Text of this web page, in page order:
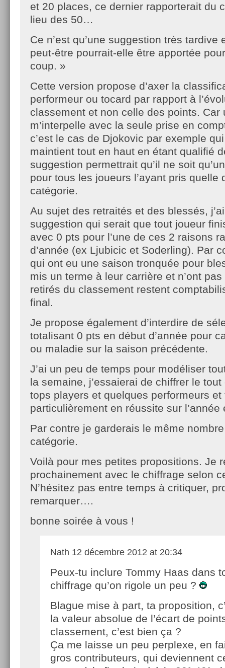
et 20 places, ce dernier rapporterait du
lieu des 50…
Ce n’est qu’une suggestion très tardive
peut-être pourrait-elle être apportée
coup. »
Cette version propose d’axer la
performeur ou tocard par rapport à
classement et non celle des points. Car
m’interpelle avec la seule prise en
c’est le cas de Djokovic par exemple
maintient tout en haut en étant qualifié
suggestion permettrait qu’il ne soit
pour tous les joueurs l’ayant pris quelle
catégorie.
Au sujet des retraités et des blessés,
suggestion qui serait que tout joueur
avec 0 pts pour l’une de ces 2 raisons
d’année (ex Ljubicic et Soderling). Par
qui ont eu une saison tronquée pour
mis un terme à leur carrière et n’ont
retirés du classement restent
final.
Je propose également d’interdire de
totalisant 0 pts en début d’année pour
ou maladie sur la saison précédente.
J’ai un peu de temps pour modéliser
la semaine, j’essaierai de chiffrer le
tops players et quelques performeurs et
particulièrement en réussite sur l’année
Par contre je garderais le même
catégorie.
Voilà pour mes petites propositions. Je
prochainement avec le chiffrage selon
N’hésitez pas entre temps à critiquer,
remarquer….
bonne soirée à vous !
Nath 12 décembre 2012 at 20:34
Peux-tu inclure Tommy Haas dans
chiffrage qu’on rigole un peu ?
Blague mise à part, ta proposition,
la valeur absolue de l’écart de
classement, c’est bien ça ?
Ça me laisse un peu perplexe, en
gros contributeurs, qui deviennent